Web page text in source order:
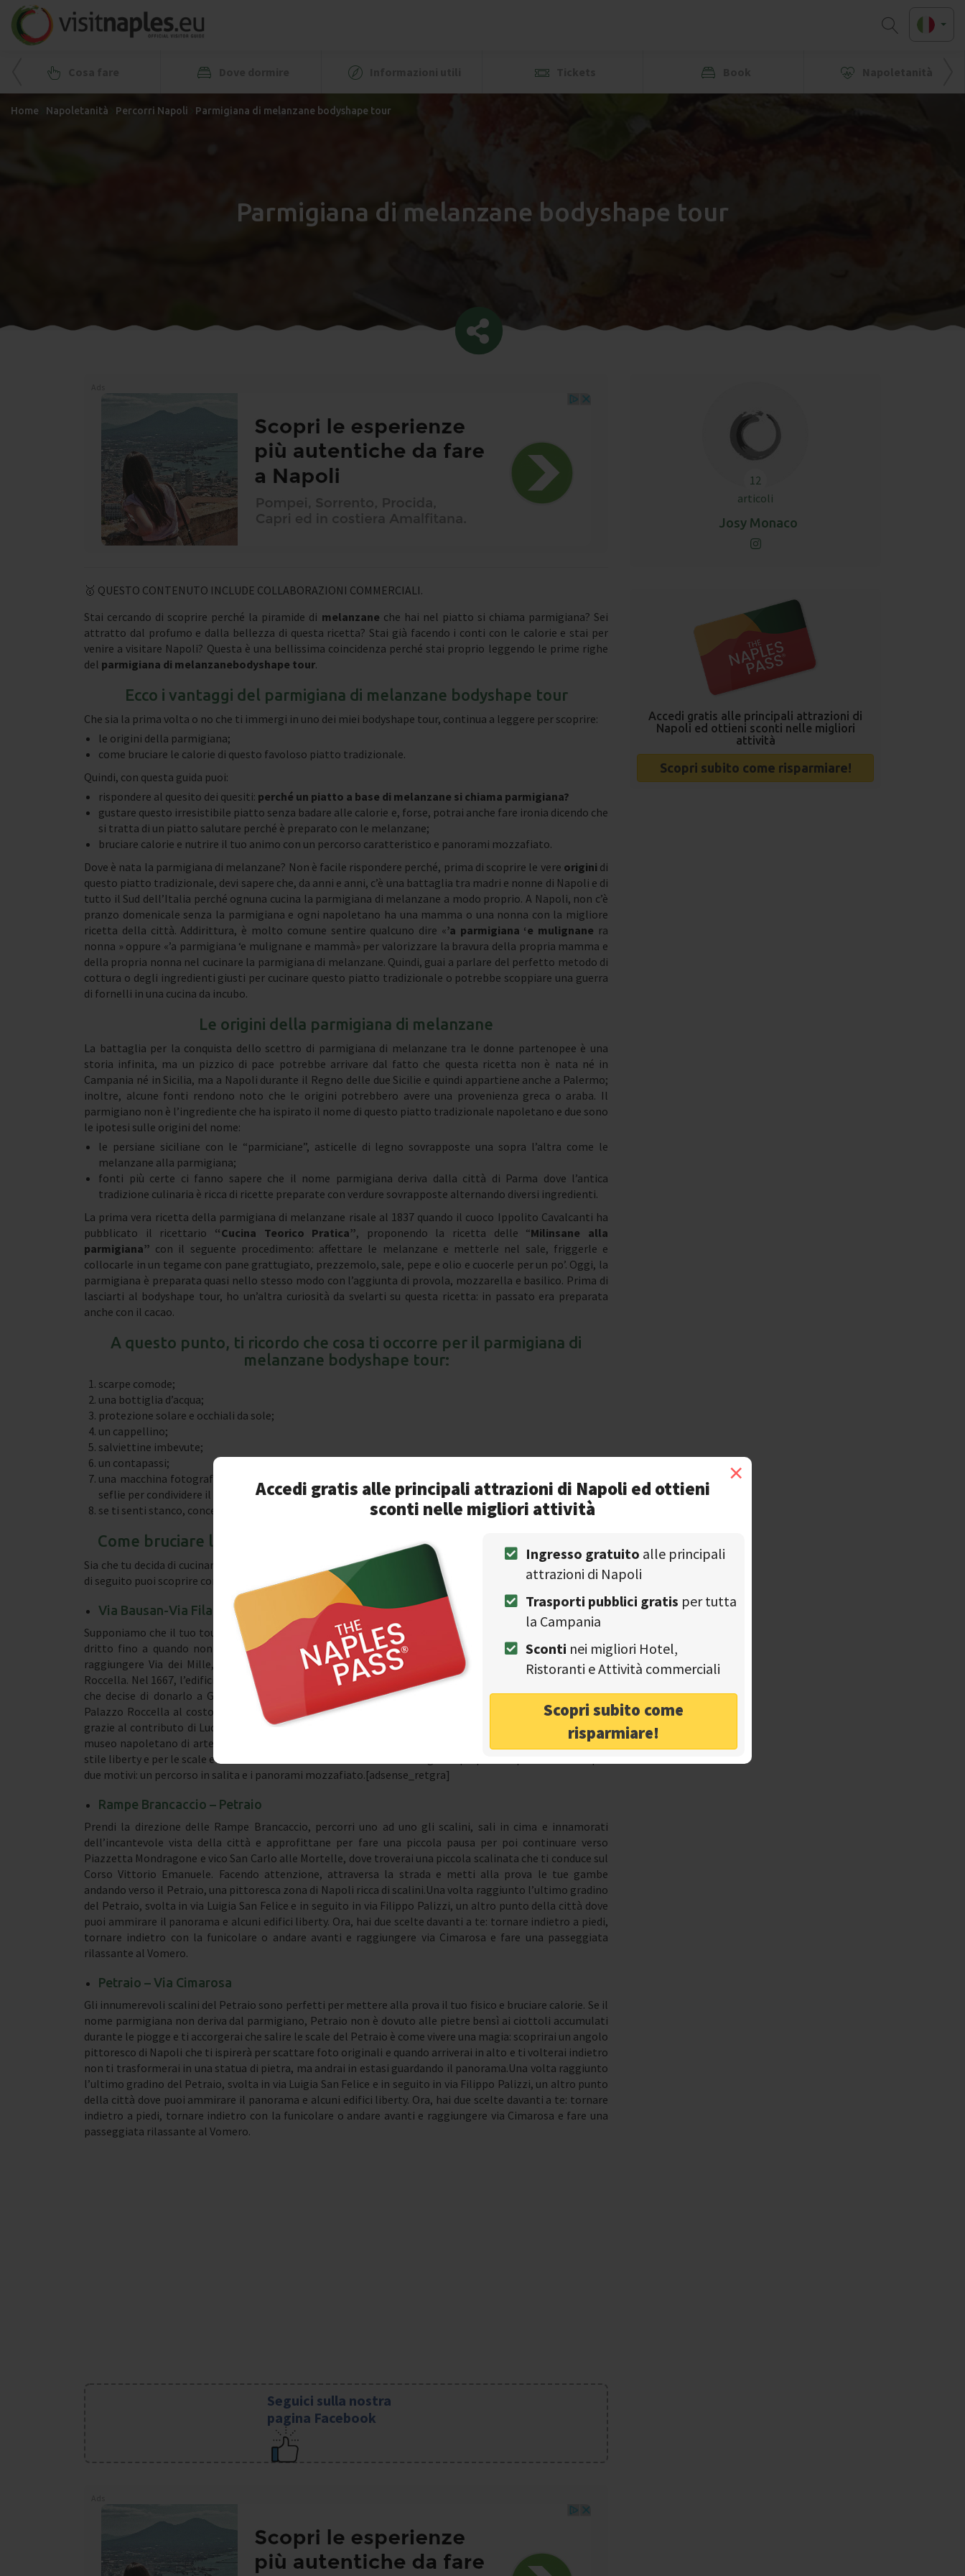
Accedi gratis alle principali attrazioni di Napoli ed ottieni
sconti nelle migliori attività
Ingresso gratuito alle principali
attrazioni di Napoli
Trasporti pubblici gratis per tutta
la Campania
Sconti nei migliori Hotel,
Ristoranti e Attività commerciali
Scopri subito come
risparmiare!
×
Home Napoletanità Percorri Napoli Parmigiana di melanzane bodyshape tour
Parmigiana di melanzane bodyshape tour
🥇 QUESTO CONTENUTO INCLUDE COLLABORAZIONI COMMERCIALI.
Stai cercando di scoprire perché la piramide di melanzane che hai nel piatto si chiama parmigiana? Sei
attratto dal profumo e dalla bellezza di questa ricetta? Stai già facendo i conti con le calorie e stai per
venire a visitare Napoli? Questa è una bellissima coincidenza perché stai proprio leggendo le prime righe
del parmigiana di melanzanebodyshape tour.
Ecco i vantaggi del parmigiana di melanzane bodyshape tour
Che sia la prima volta o no che ti immergi in uno dei miei bodyshape tour, continua a leggere per scoprire:
le origini della parmigiana;
come bruciare le calorie di questo favoloso piatto tradizionale.
Quindi, con questa guida puoi:
rispondere al quesito dei quesiti: perché un piatto a base di melanzane si chiama parmigiana?
gustare questo irresistibile piatto senza badare alle calorie e, forse, potrai anche fare ironia dicendo che
si tratta di un piatto salutare perché è preparato con le melanzane;
bruciare calorie e nutrire il tuo animo con un percorso caratteristico e panorami mozzafiato.
Dove è nata la parmigiana di melanzane? Non è facile rispondere perché, prima di scoprire le vere origini di
questo piatto tradizionale, devi sapere che, da anni e anni, c’è una battaglia tra madri e nonne di Napoli e di
tutto il Sud dell’Italia perché ognuna cucina la parmigiana di melanzane a modo proprio. A Napoli, non c’è
pranzo domenicale senza la parmigiana e ogni napoletano ha una mamma o una nonna con la migliore
ricetta della città. Addirittura, è molto comune sentire qualcuno dire «’a parmigiana ‘e mulignane ra
nonna » oppure «’a parmigiana ‘e mulignane e mammà» per valorizzare la bravura della propria mamma e
della propria nonna nel cucinare la parmigiana di melanzane. Quindi, guai a parlare del perfetto metodo di
cottura o degli ingredienti giusti per cucinare questo piatto tradizionale o potrebbe scoppiare una guerra
di fornelli in una cucina da incubo.
Le origini della parmigiana di melanzane
La battaglia per la conquista dello scettro di parmigiana di melanzane tra le donne partenopee è una
storia infinita, ma un pizzico di pace potrebbe arrivare dal fatto che questa ricetta non è nata né in
Campania né in Sicilia, ma a Napoli durante il Regno delle due Sicilie e quindi appartiene anche a Palermo;
inoltre, alcune fonti rendono noto che le origini potrebbero avere una provenienza greca o araba. Il
parmigiano non è l’ingrediente che ha ispirato il nome di questo piatto tradizionale napoletano e due sono
le ipotesi sulle origini del nome:
le persiane siciliane con le “parmiciane”, asticelle di legno sovrapposte una sopra l’altra come le
melanzane alla parmigiana;
fonti più certe ci fanno sapere che il nome parmigiana deriva dalla città di Parma dove l’antica
tradizione culinaria è ricca di ricette preparate con verdure sovrapposte alternando diversi ingredienti.
La prima vera ricetta della parmigiana di melanzane risale al 1837 quando il cuoco Ippolito Cavalcanti ha
pubblicato il ricettario “Cucina Teorico Pratica”, proponendo la ricetta delle “Milinsane alla
parmigiana” con il seguente procedimento: affettare le melanzane e metterle nel sale, friggerle e
collocarle in un tegame con pane grattugiato, prezzemolo, sale, pepe e olio e cuocerle per un po’. Oggi, la
parmigiana è preparata quasi nello stesso modo con l’aggiunta di provola, mozzarella e basilico. Prima di
lasciarti al bodyshape tour, ho un’altra curiosità da svelarti su questa ricetta: in passato era preparata
anche con il cacao.
A questo punto, ti ricordo che cosa ti occorre per il parmigiana di
melanzane bodyshape tour:
scarpe comode;
una bottiglia d’acqua;
protezione solare e occhiali da sole;
un cappellino;
salviettine imbevute;
un contapassi;
una macchina fotografica o uno smartphone per scattare qualche foto e, perché no?, un bastone per
seflie per condividere il tuo tour a piedi con l’hashtag #visitnaplesbodyshapetour;
se ti senti stanco, concediti una pausa e poi continua.
Come bruciare le calorie di una porzione di parmigiana di melanzane
Sia che tu decida di cucinare per conto tuo una parmigiana sia che tu decida di gustarla in un ristorante, qui
di seguito puoi scoprire come bruciare le calorie con ilbodyshape tour . Pronti, partenza, via!
Via Bausan-Via Filangieri:
Supponiamo che il tuo tour a piedi inizi da via Giovanni Bausan, nei pressi della Riviera di Chiaia. Continua
dritto fino a quando non raggiungi la scalinata che ti porta verso via Vittoria Colonna. Prosegui per
raggiungere Via dei Mille, una delle strade più lussuose di Napoli dove si trova anche il noto Palazzo
Roccella. Nel 1667, l’edificio era la residenza di Francesco di Sangro, primo principe di San Severo e si narra
che decise di donarlo a Giuseppe Carafa; in seguito, nel 1717 circa, Ippolita Guglielmo Stuart comprò
Palazzo Roccella al costo di dieci mila ducati e lo trasformò in una struttura nobiliare, ricca e sfarzosa
grazie al contributo di Luca Vecchioni, apprendista di Luigi Vanvitelli. Oggi, il palazzo è la sede del PAN, il
museo napoletano di arte contemporanea. Più avanti, troverai anche Palazzo Mannajuolo, celebre per lo
stile liberty e per le scale ellissoidali. Continua verso via Gaetano Filangieri e preparati a perdere il fiato per
due motivi: un percorso in salita e i panorami mozzafiato.[adsense_retgra]
Rampe Brancaccio – Petraio
Prendi la direzione delle Rampe Brancaccio, percorri uno ad uno gli scalini, sali in cima e innamorati
dell’incantevole vista della città e approfittane per fare una piccola pausa per poi continuare verso
Piazzetta Mondragone e vico San Carlo alle Mortelle, dove troverai una piccola scalinata che ti conduce sul
Corso Vittorio Emanuele. Facendo attenzione, attraversa la strada e metti alla prova le tue gambe
andando verso il Petraio, una pittoresca zona di Napoli ricca di scalini.Una volta raggiunto l’ultimo gradino
del Petraio, svolta in via Luigia San Felice e in seguito in via Filippo Palizzi, un altro punto della città dove
puoi ammirare il panorama e alcuni edifici liberty. Ora, hai due scelte davanti a te: tornare indietro a piedi,
tornare indietro con la funicolare o andare avanti e raggiungere via Cimarosa e fare una passeggiata
rilassante al Vomero.
Petraio – Via Cimarosa
Gli innumerevoli scalini del Petraio sono perfetti per mettere alla prova il tuo fisico e bruciare calorie. Se il
nome parmigiana non deriva dal parmigiano, Petraio non è dovuto alle pietre bensì ai ciottoli accumulati
durante le piogge e ti accorgerai che salire le scale del Petraio è come vivere una magia: scoprirai un angolo
pittoresco di Napoli che ti ispirerà per scattare foto originali e quando arriverai in alto e ti volterai indietro
non ti trasformerai in una statua di pietra, ma andrai in estasi guardando il panorama.Una volta raggiunto
l’ultimo gradino del Petraio, svolta in via Luigia San Felice e in seguito in via Filippo Palizzi, un altro punto
della città dove puoi ammirare il panorama e alcuni edifici liberty. Ora, hai due scelte davanti a te: tornare
indietro a piedi, tornare indietro con la funicolare o andare avanti e raggiungere via Cimarosa e fare una
passeggiata rilassante al Vomero.
Seguici sulla nostra
pagina Facebook
12
articoli
Josy Monaco
Accedi gratis alle principali attrazioni di
Napoli ed ottieni sconti nelle migliori
attività
Scopri subito come risparmiare!